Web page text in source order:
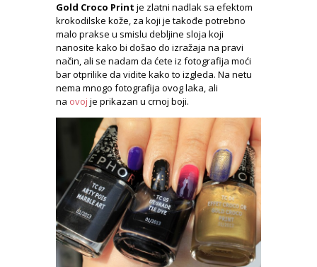
Gold Croco Print je zlatni nadlak sa efektom
krokodilske kože, za koji je takođe potrebno
malo prakse u smislu debljine sloja koji
nanosite kako bi došao do izražaja na pravi
način, ali se nadam da ćete iz fotografija moći
bar otprilike da vidite kako to izgleda. Na netu
nema mnogo fotografija ovog laka, ali
na ovoj je prikazan u crnoj boji.